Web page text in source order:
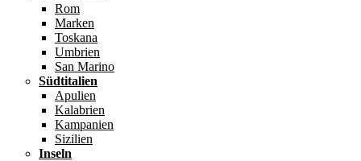
Rom
Marken
Toskana
Umbrien
San Marino
Südtitalien
Apulien
Kalabrien
Kampanien
Sizilien
Inseln